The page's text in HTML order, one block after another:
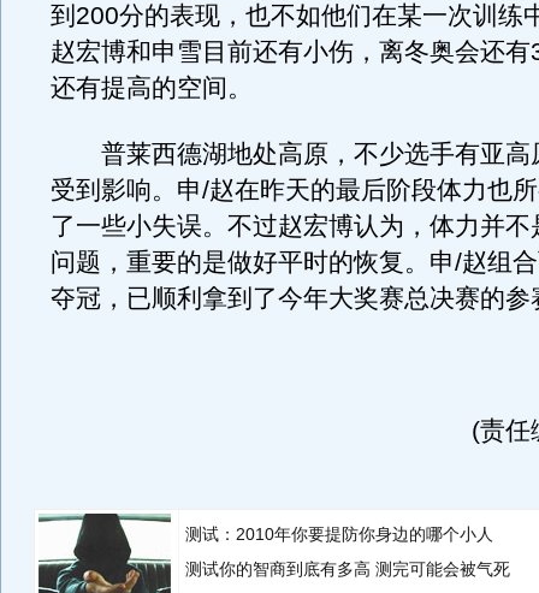
到200分的表现，也不如他们在某一次训练
赵宏博和申雪目前还有小伤，离冬奥会还有
还有提高的空间。
普莱西德湖地处高原，不少选手有亚高
受到影响。申/赵在昨天的最后阶段体力也
了一些小失误。不过赵宏博认为，体力并不
问题，重要的是做好平时的恢复。申/赵组
夺冠，已顺利拿到了今年大奖赛总决赛的参
(责任
测试：2010年你要提防你身边的哪个小人
测试你的智商到底有多高 测完可能会被气死